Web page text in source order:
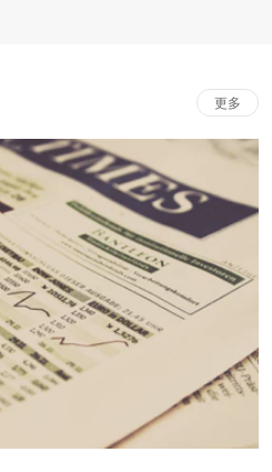
更多